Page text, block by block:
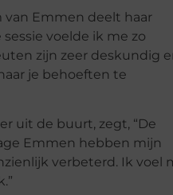
Emmen deelt haar
voelde ik me zo
zijn zeer deskundig
je behoeften te
uit de buurt, zegt, “De
Emmen hebben mijn
verbeterd. Ik voel